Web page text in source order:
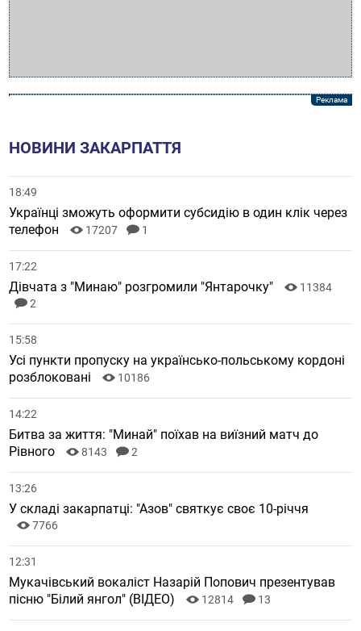
НОВИНИ ЗАКАРПАТТЯ
18:49
Українці зможуть оформити субсидію в один клік через
телефон
17207 1
17:22
Дівчата з "Минаю" розгромили "Янтарочку"
11384
2
15:58
Усі пункти пропуску на українсько-польському кордоні
розблоковані
10186
14:22
Битва за життя: "Минай" поїхав на виїзний матч до
Рівного
8143 2
13:26
У складі закарпатці: "Азов" святкує своє 10-річчя
7766
12:31
Мукачівський вокаліст Назарій Попович презентував
пісню "Білий янгол" (ВІДЕО)
12814 13